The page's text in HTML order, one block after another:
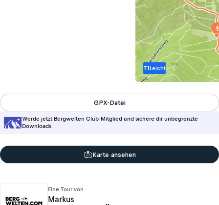
T1Leicht
Werde jetzt Bergwelten Club-Mitglied und sichere dir unbegrenzte
Downloads
GPX-Datei
Karte ansehen
Eine Tour von
Markus